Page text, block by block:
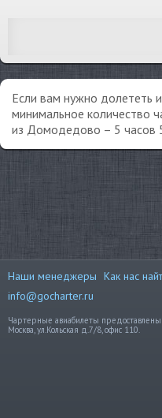
Если вам нужно долететь
минимальное количество
из Домодедово – 5 часов
Наши менеджеры Как нас
info@gocharter.ru
Чартерные авиабилеты
Москва, ул.Кольская д.7/8, офис 110.